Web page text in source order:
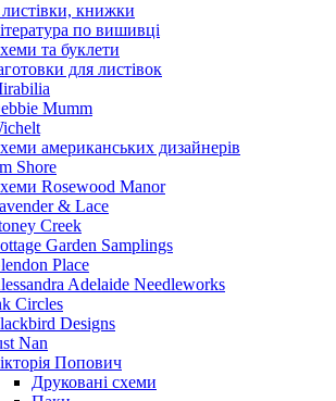
книжки
по вишивці
та буклети
для листівок
Mumm
американських дизайнерів
Shore
Rosewood Manor
& Lace
Creek
Garden Samplings
Place
Adelaide Needleworks
Circles
Designs
Nan
Попович
Друковані схеми